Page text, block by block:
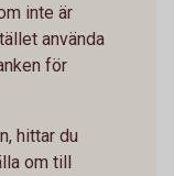
inte är
använda
för
hittar du
om till